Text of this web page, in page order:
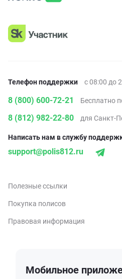
Полезные ссылки
Покупка полисов
Правовая информация
Телефон поддержки с 08:00 до
8 (800) 600-72-21 Бесплатно
8 (812) 982-22-80 для Санкт-
Написать нам в службу
support@polis812.ru
Мобильное